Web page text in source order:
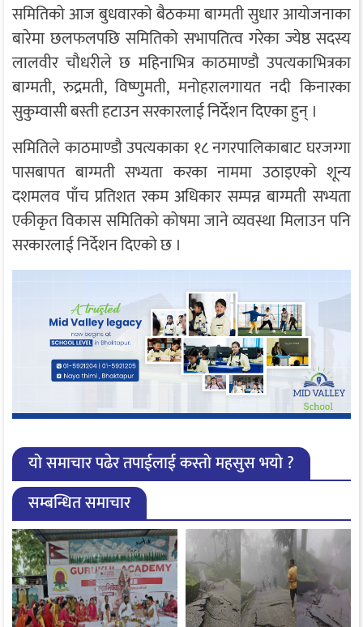
समितिको आज बुधवारको बैठकमा बाग्मती सुधार आयोजनाका
बारेमा छलफलपछि समितिको सभापतित्व गरेका ज्येष्ठ सदस्य
लालवीर चौधरीले छ महिनाभित्र काठमाण्डौ उपत्यकाभित्रका
बाग्मती, रुद्रमती, विष्णुमती, मनोहरालगायत नदी किनारका
सुकुम्वासी बस्ती हटाउन सरकारलाई निर्देशन दिएका हुन् ।
समितिले काठमाण्डौ उपत्यकाका १८ नगरपालिकाबाट घरजग्गा
पासबापत बाग्मती सभ्यता करका नाममा उठाइएको शून्य
दशमलव पाँच प्रतिशत रकम अधिकार सम्पन्न बाग्मती सभ्यता
एकीकृत विकास समितिको कोषमा जाने व्यवस्था मिलाउन पनि
सरकारलाई निर्देशन दिएको छ ।
यो समाचार पढेर तपाईलाई कस्तो महसुस भयो ?
सम्बन्धित समाचार